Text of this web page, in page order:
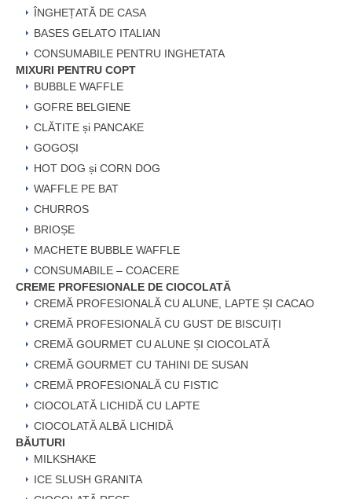
ÎNGHEȚATĂ DE CASA
BASES GELATO ITALIAN
CONSUMABILE PENTRU INGHETATA
MIXURI PENTRU COPT
BUBBLE WAFFLE
GOFRE BELGIENE
CLĂTITE și PANCAKE
GOGOȘI
HOT DOG și CORN DOG
WAFFLE PE BAT
CHURROS
BRIOȘE
MACHETE BUBBLE WAFFLE
CONSUMABILE – COACERE
CREME PROFESIONALE DE CIOCOLATĂ
CREMĂ PROFESIONALĂ CU ALUNE, LAPTE ȘI CACAO
CREMĂ PROFESIONALĂ CU GUST DE BISCUIȚI
CREMĂ GOURMET CU ALUNE ȘI CIOCOLATĂ
CREMĂ GOURMET CU TAHINI DE SUSAN
CREMĂ PROFESIONALĂ CU FISTIC
CIOCOLATĂ LICHIDĂ CU LAPTE
CIOCOLATĂ ALBĂ LICHIDĂ
BĂUTURI
MILKSHAKE
ICE SLUSH GRANITA